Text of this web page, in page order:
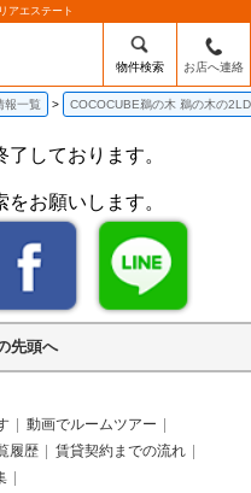
アエステート
物件検索 お店へ連絡
報一覧 COCOCUBE鵜の木 鵜の木の
しております。
お願いします。
先頭へ
動画でルームツアー
履歴
賃貸契約までの流れ